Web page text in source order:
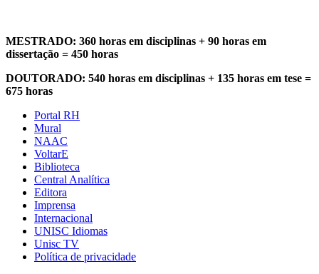
MESTRADO: 360 horas em disciplinas + 90 horas em
dissertação = 450 horas
DOUTORADO: 540 horas em disciplinas + 135 horas em tese =
675 horas
Portal RH
Mural
NAAC
VoltarE
Biblioteca
Central Analítica
Editora
Imprensa
Internacional
UNISC Idiomas
Unisc TV
Política de privacidade